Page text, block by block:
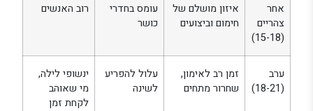
אחר
צהריים
(15-18)
איזון מושלם של
חימום וביצועים
עומס בחדרי
כושר
רוב האנשים
ערב
(18-21)
זמן רב לאימון,
שחרור מתחים
עלול להפריע
לשינה
ינשופי לילה,
מי שאוהב
לקחת זמן